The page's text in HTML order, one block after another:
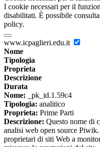
I cookie necessari per il
disabilitati. È possibile
policy.
www.icpaglieri.edu.it
Nome
Tipologia
Proprieta
Descrizione
Durata
Nome: _pk_id.1.59c4
Tipologia: analitico
Proprieta: Prime Parti
Descrizione: Questo nome di
analisi web open source
proprietari di siti Web a